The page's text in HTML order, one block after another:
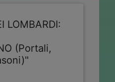
LOMBARDI:
(Portali,